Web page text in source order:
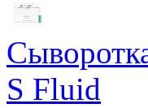
S Fluid